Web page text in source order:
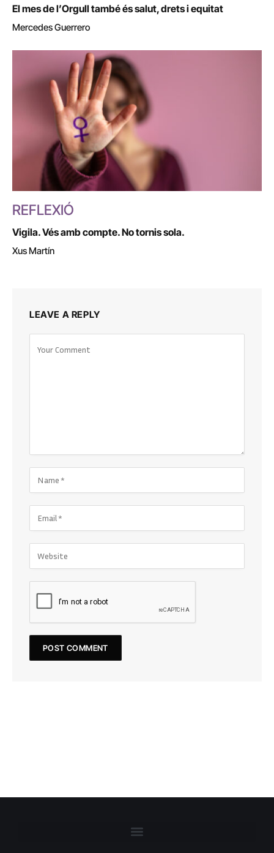
El mes de l’Orgull també és salut, drets i equitat
Mercedes Guerrero
REFLEXIÓ
Vigila. Vés amb compte. No tornis sola.
Xus Martín
LEAVE A REPLY